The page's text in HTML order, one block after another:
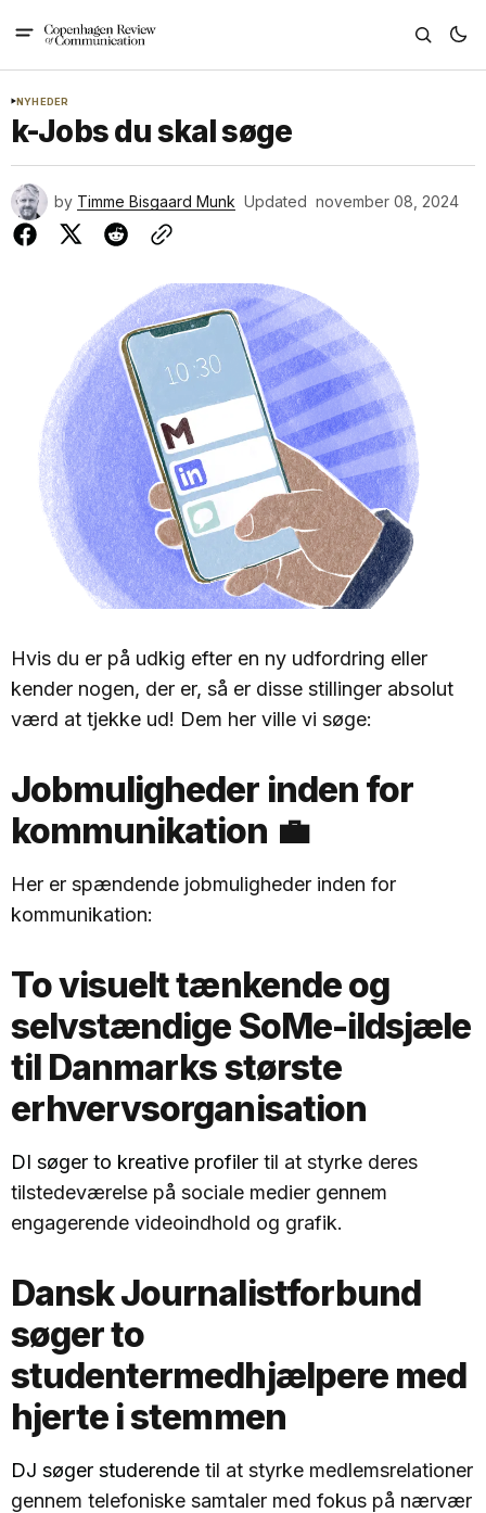
NYHEDER
k-Jobs du skal søge
by Timme Bisgaard Munk Updated november 08, 2024
Hvis du er på udkig efter en ny udfordring eller
kender nogen, der er, så er disse stillinger absolut
værd at tjekke ud! Dem her ville vi søge:
Jobmuligheder inden for
kommunikation 💼
Her er spændende jobmuligheder inden for
kommunikation:
To visuelt tænkende og
selvstændige SoMe-ildsjæle
til Danmarks største
erhvervsorganisation
DI søger to kreative profiler til at styrke deres
tilstedeværelse på sociale medier gennem
engagerende videoindhold og grafik.
Dansk Journalistforbund
søger to
studentermedhjælpere med
hjerte i stemmen
DJ søger studerende til at styrke medlemsrelationer
gennem telefoniske samtaler med fokus på nærvær